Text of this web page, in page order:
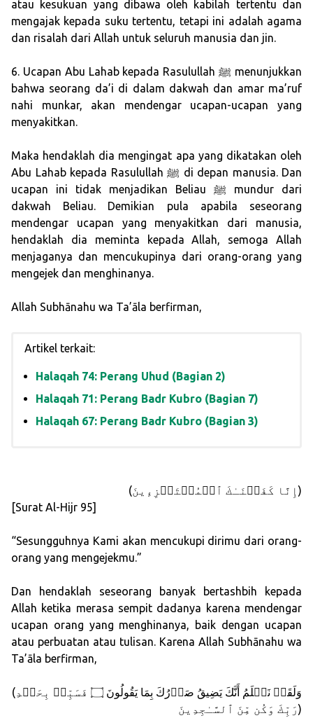
atau kesukuan yang dibawa oleh kabilah tertentu dan
mengajak kepada suku tertentu, tetapi ini adalah agama
dan risalah dari Allah untuk seluruh manusia dan jin.
6. Ucapan Abu Lahab kepada Rasulullah ﷺ menunjukkan
bahwa seorang da’i di dalam dakwah dan amar ma’ruf
nahi munkar, akan mendengar ucapan-ucapan yang
menyakitkan.
Maka hendaklah dia mengingat apa yang dikatakan oleh
Abu Lahab kepada Rasulullah ﷺ di depan manusia. Dan
ucapan ini tidak menjadikan Beliau ﷺ mundur dari
dakwah Beliau. Demikian pula apabila seseorang
mendengar ucapan yang menyakitkan dari manusia,
hendaklah dia meminta kepada Allah, semoga Allah
menjaganya dan mencukupinya dari orang-orang yang
mengejek dan menghinanya.
Allah Subhānahu wa Ta’āla berfirman,
Artikel terkait:
Halaqah 74: Perang Uhud (Bagian 2)
Halaqah 71: Perang Badr Kubro (Bagian 7)
Halaqah 67: Perang Badr Kubro (Bagian 3)
(إِنَّا كَفَیۡنَـٰكَ ٱلۡمُسۡتَهۡزِءِینَ)
[Surat Al-Hijr 95]
“Sesungguhnya Kami akan mencukupi dirimu dari orang-
orang yang mengejekmu.”
Dan hendaklah seseorang banyak bertashbih kepada
Allah ketika merasa sempit dadanya karena mendengar
ucapan orang yang menghinanya, baik dengan ucapan
atau perbuatan atau tulisan. Karena Allah Subhānahu wa
Ta’āla berfirman,
(وَلَقَدۡ نَعۡلَمُ أَنَّكَ یَضِیقُ صَدۡرُكَ بِمَا یَقُولُونَ ۝ فَسَبِّحۡ بِحَمۡدِ
رَبِّكَ وَكُن مِّنَ ٱلسَّـٰجِدِینَ)